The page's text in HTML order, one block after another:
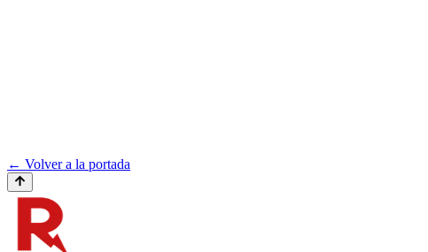
← Volver a la portada